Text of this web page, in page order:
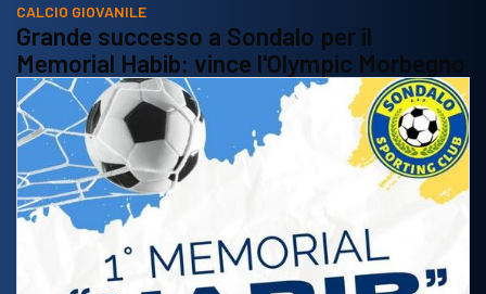
CALCIO GIOVANILE
Grande successo a Sondalo per il
Memorial Habib: vince l'Olympic Morbegno